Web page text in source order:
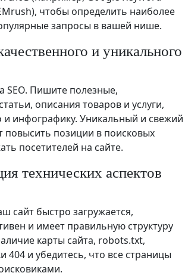
чтобы определить наиболее
запросы в вашей нише.
и уникального
SEO. Пишите полезные,
описания товаров и услуги,
и инфографику. Уникальный и свежий
повысить позиции в поисковых
посетителей на сайте.
технических аспектов
сайт быстро загружается,
и имеет правильную структуру
карты сайта, robots.txt,
404 и убедитесь, что все страницы